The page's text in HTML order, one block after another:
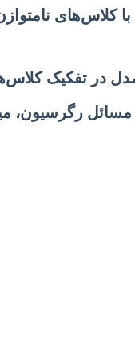
کلاس‌های
در تفکیک
مسائل رگرسیون،